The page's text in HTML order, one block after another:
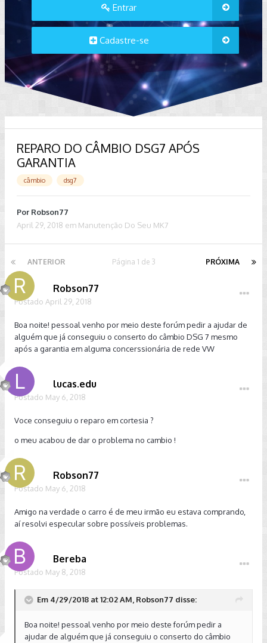
Entrar
Cadastre-se
REPARO DO CÂMBIO DSG7 APÓS
GARANTIA
câmbio dsg7
Por Robson77
April 29, 2018 em Manutenção Do Seu MK7
ANTERIOR PRÓXIMA
Página 1 de 3
Robson77
Postado April 29, 2018
Boa noite! pessoal venho por meio deste forúm pedir a ajudar de
alguém que já conseguiu o conserto do câmbio DSG 7 mesmo
após a garantia em alguma concerssionária de rede VW
lucas.edu
Postado May 6, 2018
Voce conseguiu o reparo em cortesia ?
o meu acabou de dar o problema no cambio !
Robson77
Postado May 6, 2018
Amigo na verdade o carro é de meu irmão eu estava comprando,
aí resolvi especular sobre possíveis problemas.
Bereba
Postado May 8, 2018
Em 4/29/2018 at 12:02 AM, Robson77 disse:
Boa noite! pessoal venho por meio deste forúm pedir a
ajudar de alguém que já conseguiu o conserto do câmbio